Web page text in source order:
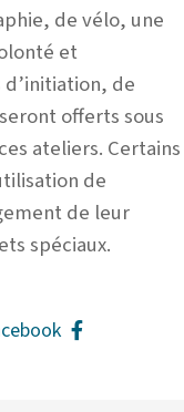
de vélo, une
et
d’initiation, de
offerts sous
ateliers. Certains
de
de leur
spéciaux.